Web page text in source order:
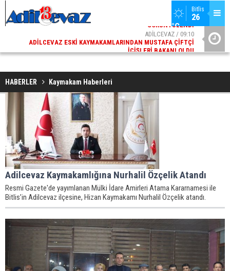
Bitlis
26
°C
ADİLCEVAZ / 09:10
ADILCEVAZ ESKI KAYMAKAMLARINDAN MUSTAFA ÇIFTÇI
İÇIŞLERI BAKANI OLDU
HABERLER Kaymakam Haberleri
Adilcevaz Kaymakamlığına Nurhalil Özçelik Atandı
Resmi Gazete'de yayımlanan Mülki İdare Amirleri Atama Kararnamesi ile
Bitlis’in Adilcevaz ilçesine, Hizan Kaymakamı Nurhalil Özçelik atandı.